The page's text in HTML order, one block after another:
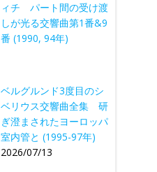
ィチ パート間の受け渡
しが光る交響曲第1番&9
番 (1990, 94年)
ベルグルンド3度目のシ
ベリウス交響曲全集 研
ぎ澄まされたヨーロッパ
室内管と (1995-97年)
2026/07/13